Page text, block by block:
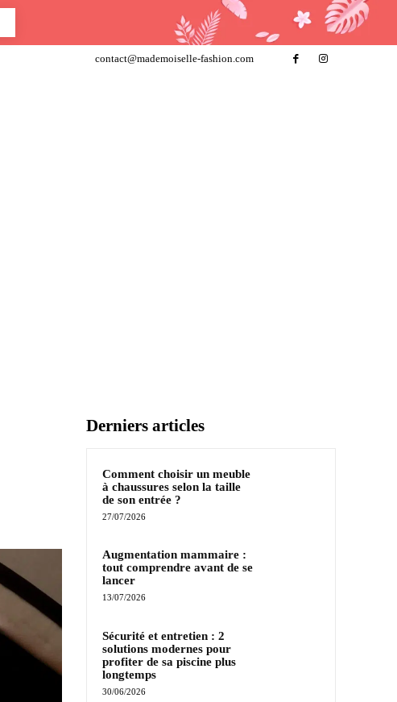
contact@mademoiselle-fashion.com
Derniers articles
Comment choisir un meuble
à chaussures selon la taille
de son entrée ?
27/07/2026
Augmentation mammaire :
tout comprendre avant de se
lancer
13/07/2026
Sécurité et entretien : 2
solutions modernes pour
profiter de sa piscine plus
longtemps
30/06/2026